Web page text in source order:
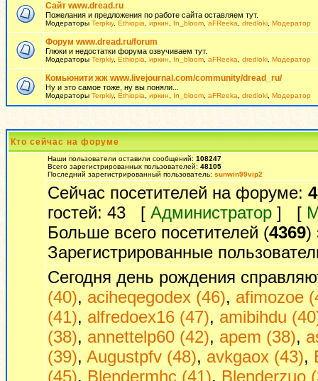
Сайт www.dread.ru
Пожелания и предложения по работе сайта оставляем тут.
Модераторы Terpkiy, Ethiopia иркин In_bloom aFReeka dredloki Модератор
Форум www.dread.ru/forum
Глюки и недостатки форума озвучиваем тут.
Модераторы Terpkiy, Ethiopia иркин In_bloom aFReeka dredloki Модератор
Комьюнити жж www.livejournal.com/community/dread_ru/
Ну и это самое тоже, ну вы поняли...
Модераторы Terpkiy, Ethiopia иркин In_bloom aFReeka dredloki Модератор
Кто сейчас на форуме
Наши пользователи оставили сообщений: 108247
Всего зарегистрированных пользователей: 48105
Последний зарегистрированный пользователь: sunwin99vip2
Сейчас посетителей на форуме:
гостей: 43 [ Администратор ] [
Больше всего посетителей (4369)
Зарегистрированные
Сегодня день рождения
(40), aciheqegodex (46), afimozoe
(41), alfredoex16 (47), amibihdu
(38), annettelp60 (42), apem (38),
(39), Augustpfv (48), avkgaox (43),
(45), Blendermhc (41), Blenderzuo